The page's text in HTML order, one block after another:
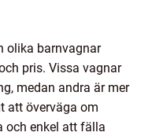
olika barnvagnar
pris. Vissa vagnar
medan andra är mer
att överväga om
och enkel att fälla